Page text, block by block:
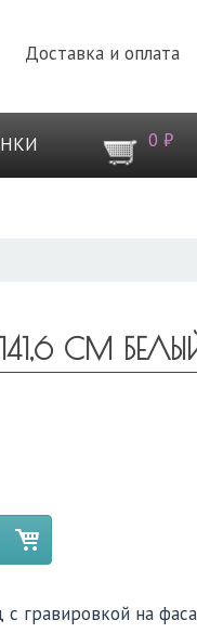
Доставка и оплата
0 ₽
СМ
гравировкой на